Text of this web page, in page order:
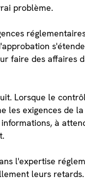
problème.
faire des affaires
Lorsque le
exigences de la
à
l'expertise
leurs